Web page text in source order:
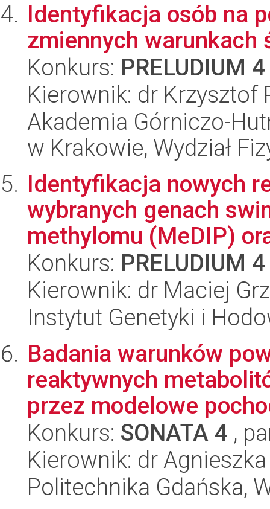
Identyfikacja osób na
zmiennych warunkach
Konkurs: PRELUDIUM 4
Kierownik: dr Krzysztof
Akademia Górniczo-
w Krakowie, Wydział
Identyfikacja nowych
wybranych genach
methylomu (MeDIP)
Konkurs: PRELUDIUM 4
Kierownik: dr Maciej
Instytut Genetyki i
Badania warunków
reaktywnych
przez modelowe
Konkurs: SONATA 4 ,
Kierownik: dr
Politechnika Gdańska,